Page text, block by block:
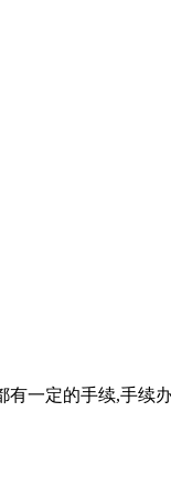
一定的手续,手续